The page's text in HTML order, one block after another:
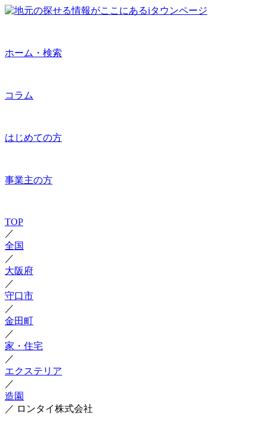
ホーム・検索
コラム
はじめての方
事業主の方
TOP
／
全国
／
大阪府
／
守口市
／
金田町
／
家・住宅
／
エクステリア
／
造園
／ ロンタイ株式会社